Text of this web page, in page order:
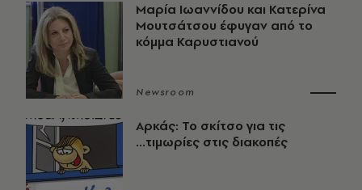
Μαρία Ιωαννίδου και Κατερίνα
Μουτσάτσου έφυγαν από το
κόμμα Καρυστιανού
Newsroom
Αρκάς: Το σκίτσο για τις
...τιμωρίες στις διακοπές